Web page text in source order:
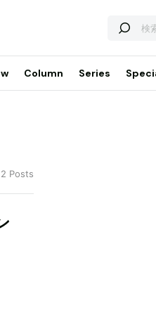
Column Series
Posts